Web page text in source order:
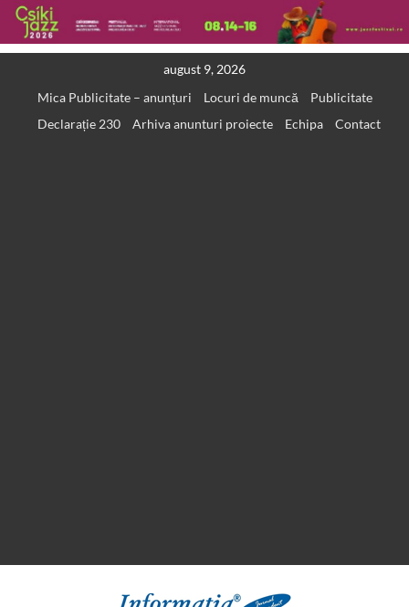
august 9, 2026
Mica Publicitate – anunțuri
Locuri de muncă
Publicitate
Declarație 230
Arhiva anunturi proiecte Echipa Contact